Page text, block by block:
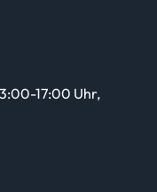
17:00 Uhr,